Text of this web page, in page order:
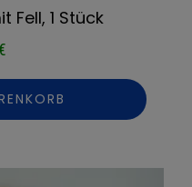
Fell, 1 Stück